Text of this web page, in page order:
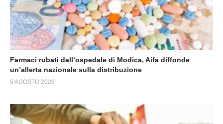
Farmaci rubati dall’ospedale di Modica, Aifa diffonde
un’allerta nazionale sulla distribuzione
5 AGOSTO 2026